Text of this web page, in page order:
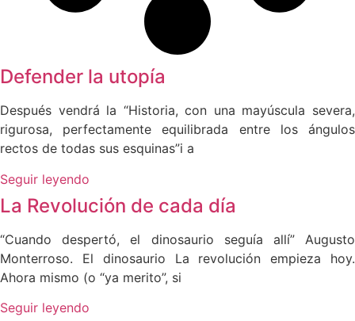
Defender la utopía
Después vendrá la “Historia, con una mayúscula severa,
rigurosa, perfectamente equilibrada entre los ángulos
rectos de todas sus esquinas”i a
Seguir leyendo
La Revolución de cada día
“Cuando despertó, el dinosaurio seguía allí” Augusto
Monterroso. El dinosaurio La revolución empieza hoy.
Ahora mismo (o “ya merito”, si
Seguir leyendo